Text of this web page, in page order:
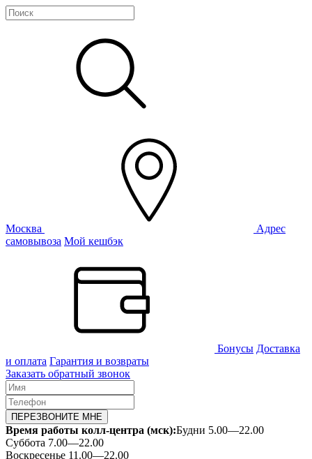
Москва
Адрес
самовывоза Мой кешбэк
Бонусы Доставка
и оплата Гарантия и возвраты
Заказать обратный звонок
ПЕРЕЗВОНИТЕ МНЕ
Время работы колл-центра (мск):Будни 5.00—22.00
Суббота 7.00—22.00
Воскресенье 11.00—22.00